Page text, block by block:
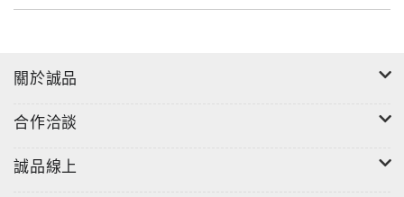
情，使得她又意外地懷孕了。但是，她的經濟狀況，並
的媒合下，Sarah決定將即將出生的女兒交給Jolie &
她的身邊，並努力地安撫Sarah緊張的情緒以及孩子及
Glenn感謝Sarah給了他們這麼完美的禮物，並遵照親
關於誠品
合作洽談
誠品線上